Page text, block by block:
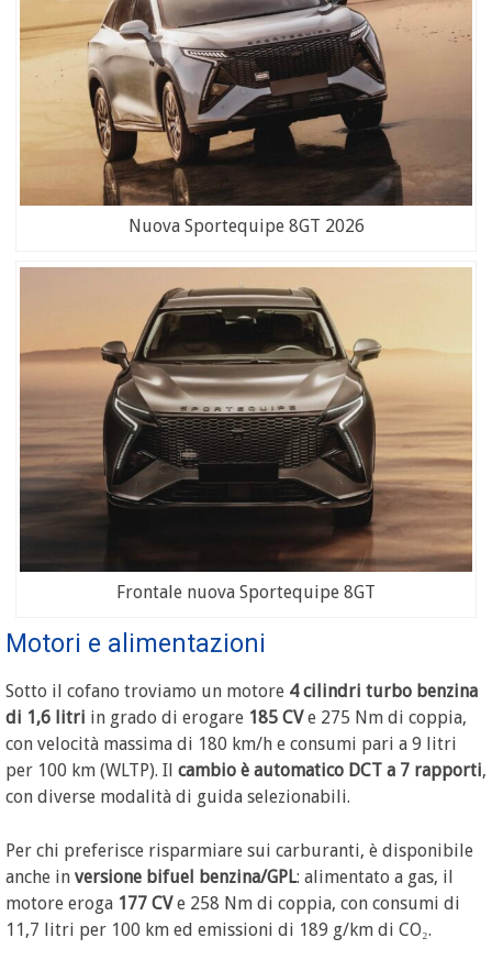
Nuova Sportequipe 8GT 2026
Frontale nuova Sportequipe 8GT
Motori e alimentazioni
Sotto il cofano troviamo un motore 4 cilindri turbo benzina
di 1,6 litri in grado di erogare 185 CVe 275 Nm di coppia,
con velocità massima di 180 km/h e consumi pari a 9 litri
per 100 km (WLTP). Il cambio è automatico DCT a 7 rapporti,
con diverse modalità di guida selezionabili.
Per chi preferisce risparmiare sui carburanti, è disponibile
anche in versione bifuel benzina/GPL: alimentato a gas, il
motore eroga 177 CVe 258 Nm di coppia, con consumi di
11,7 litri per 100 km ed emissioni di 189 g/km di CO₂.